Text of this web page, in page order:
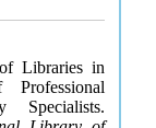
Libraries in
Specialists.